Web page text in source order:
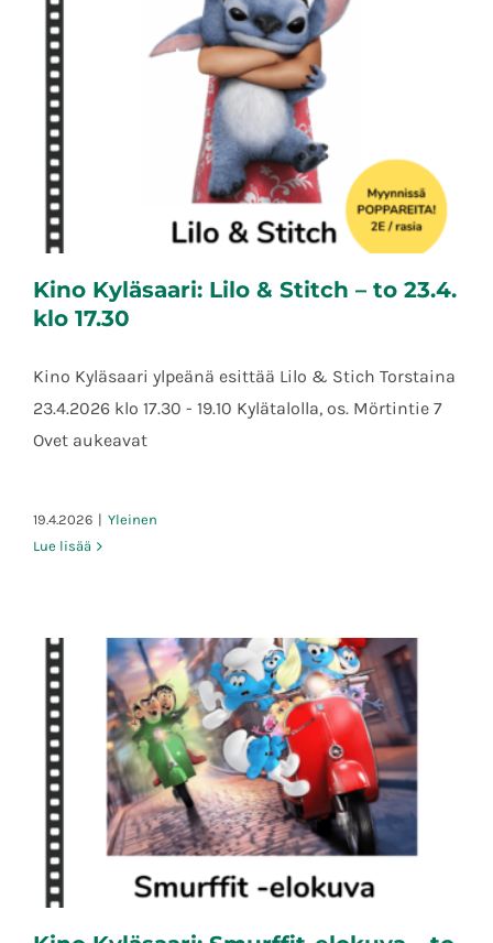
Kino Kyläsaari: Lilo & Stitch – to 23.4. klo
Kino Kyläsaari: Lilo & Stitch – to 23.4.
klo 17.30
Kino Kyläsaari ylpeänä esittää Lilo & Stich Torstaina
23.4.2026 klo 17.30 - 19.10 Kylätalolla, os. Mörtintie 7
Ovet aukeavat
19.4.2026 | Yleinen
Lue lisää